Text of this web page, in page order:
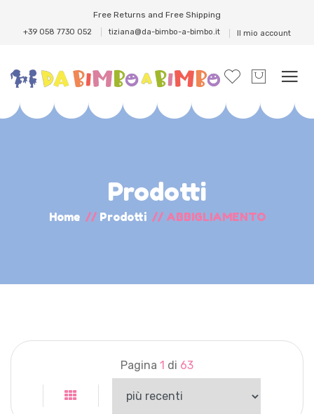
Free Returns and Free Shipping
+39 058 7730 052 tiziana@da-bimbo-a-bimbo.it Il mio account
Prodotti
Home // Prodotti // ABBIGLIAMENTO
Pagina 1 di 63